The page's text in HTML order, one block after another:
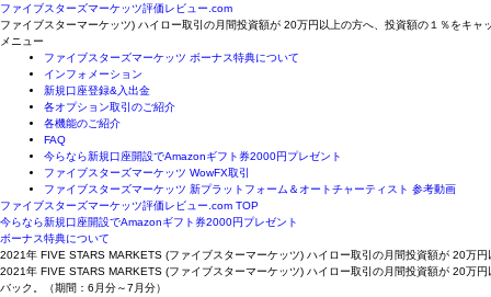
ファイブスターズマーケッツ評価レビュー.com
ファイブスターマーケッツ) ハイロー取引の月間投資額が 20万円以上の方へ、投資額の１％をキャ
メニュー
ファイブスターズマーケッツ ボーナス特典について
インフォメーション
新規口座登録&入出金
各オプション取引のご紹介
各機能のご紹介
FAQ
今らなら新規口座開設でAmazonギフト券2000円プレゼント
ファイブスターズマーケッツ WowFX取引
ファイブスターズマーケッツ 新プラットフォーム＆オートチャーティスト 参考動画
ファイブスターズマーケッツ評価レビュー.com TOP
今らなら新規口座開設でAmazonギフト券2000円プレゼント
ボーナス特典について
2021年 FIVE STARS MARKETS (ファイブスターマーケッツ) ハイロー取引の月間投資額が 20万
2021年 FIVE STARS MARKETS (ファイブスターマーケッツ) ハイロー取引の月間投資額が 20万
バック。（期間：6月分～7月分）